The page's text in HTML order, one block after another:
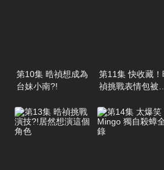
第10集 晧禎想成為
台妹小南?!
第11集 快收藏！
禎挑戰表情包被